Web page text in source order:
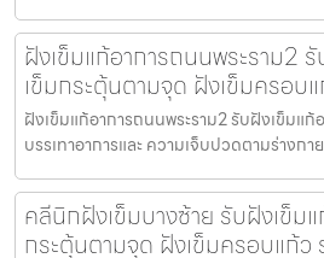
ฝังเข็มแก้อาการถนนพระราม2
เข็มกระตุ้นตามจุด ฝังเข็มครอบ
ฝังเข็มแก้อาการถนนพระราม2 รับฝังเข็มแ
บรรเทาอาการและ ความเจ็บปวดตามร่างก
คลีนิกฝังเข็มบางซ้าย รับฝังเข็ม
กระตุ้นตามจุด ฝังเข็มครอบแก้ว